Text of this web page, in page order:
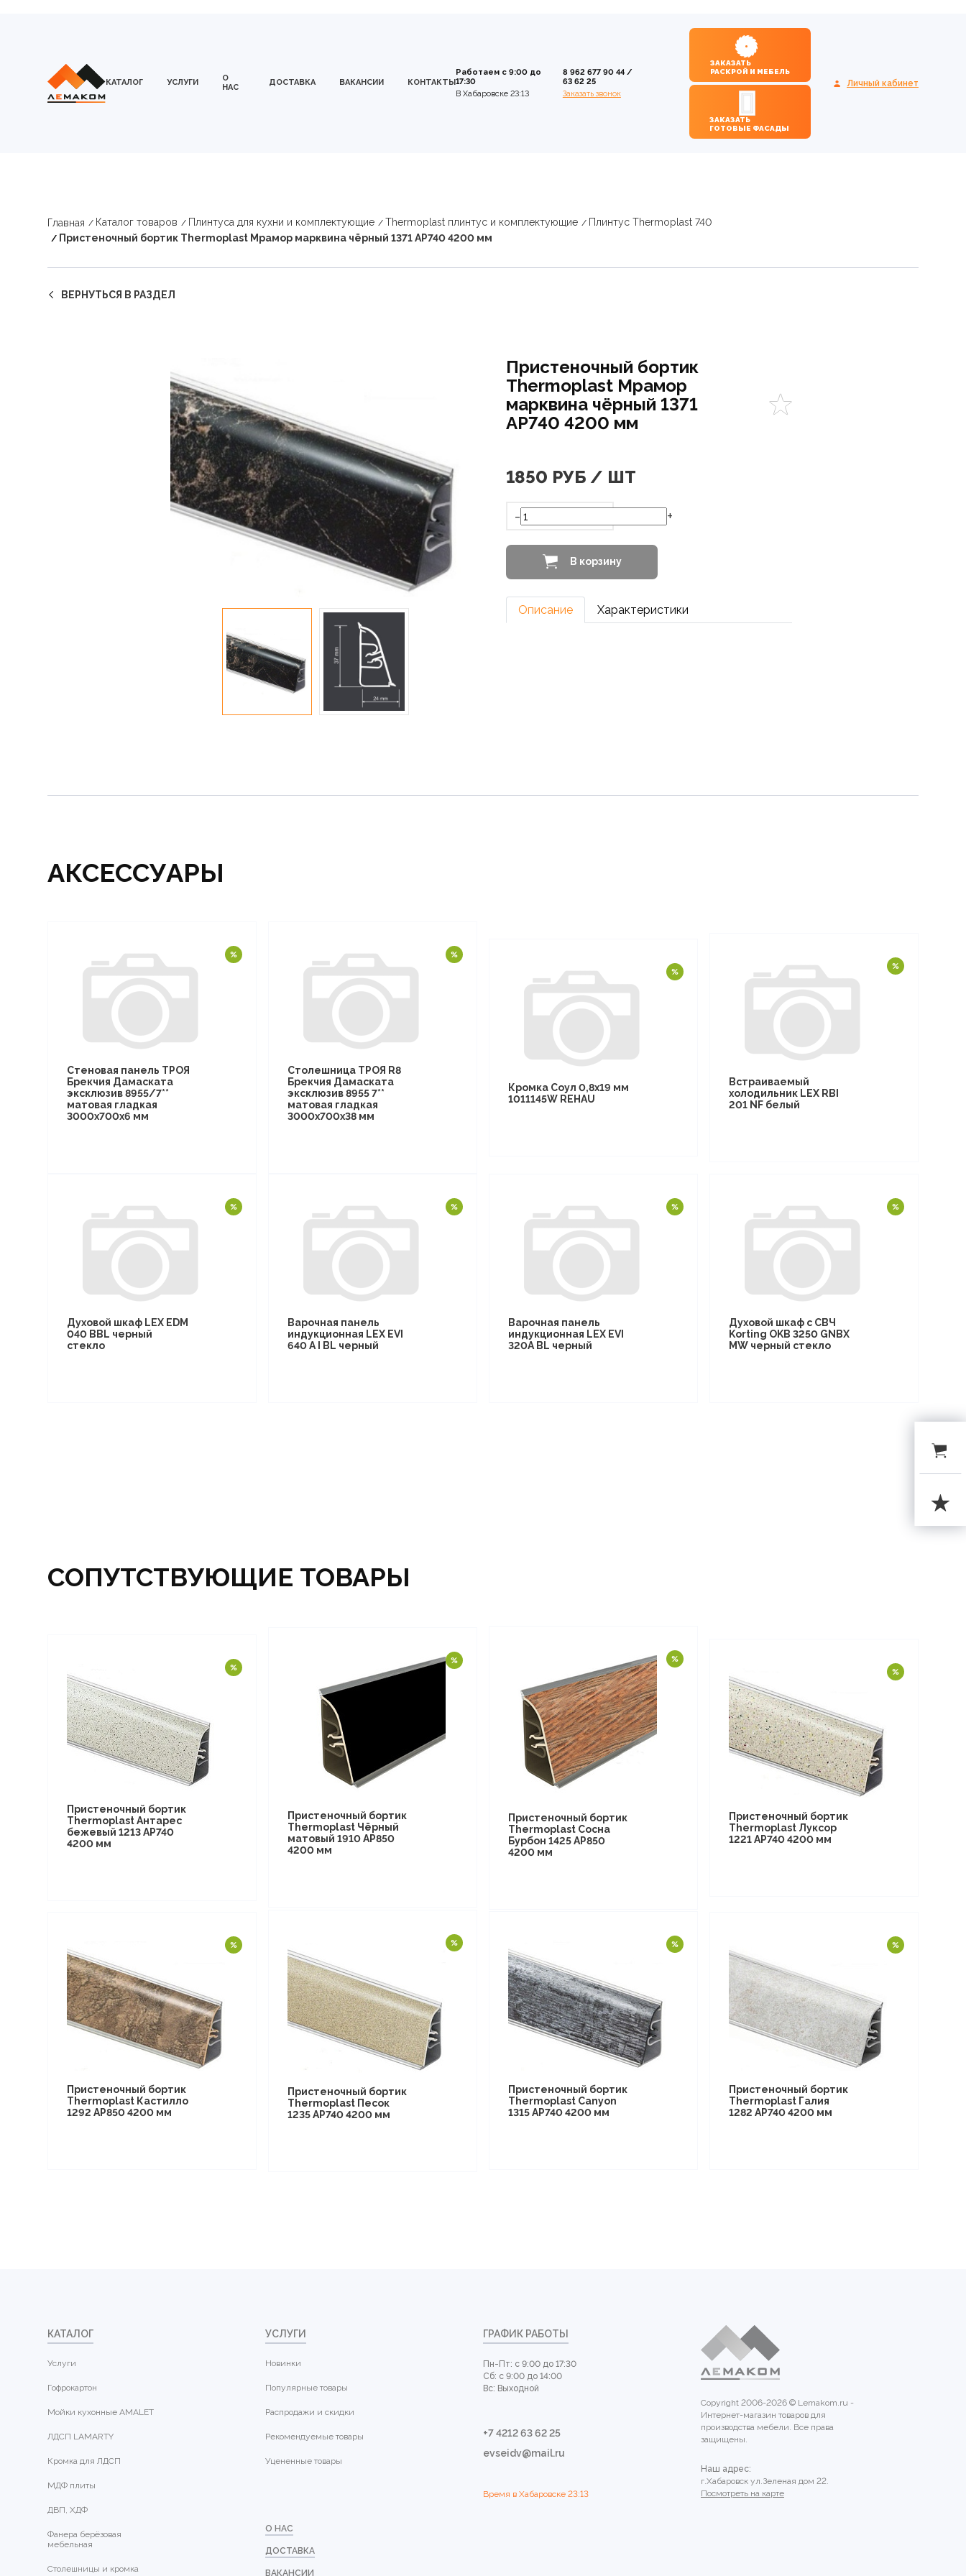
КАТАЛОГ УСЛУГИ
О
НАС
ДОСТАВКА ВАКАНСИИ КОНТАКТЫ
Работаем с 9:00 до
17:30
В Хабаровске 23:13
8 962 677 90 44/
63 62 25
Заказать звонок
ЗАКАЗАТЬ
РАСКРОЙ И МЕБЕЛЬ
ЗАКАЗАТЬ
ГОТОВЫЕ ФАСАДЫ
Личный кабинет
Главная Каталог товаров Плинтуса для кухни и комплектующие Thermoplast плинтус и комплектующие
Плинтус Thermoplast 740
Пристеночный бортик Thermoplast Мрамор марквина чёрный 1371 AP740 4200 мм
ВЕРНУТЬСЯ В РАЗДЕЛ
Пристеночный бортик
Thermoplast Мрамор
марквина чёрный 1371
AP740 4200 мм
1850 РУБ / ШТ
- +
В корзину
Описание Характеристики
АКСЕССУАРЫ
Стеновая панель ТРОЯ
Брекчия Дамаската
эксклюзив 8955/7**
матовая гладкая
3000х700х6 мм
Столешница ТРОЯ R8
Брекчия Дамаската
эксклюзив 8955 7**
матовая гладкая
3000х700х38 мм
Кромка Соул 0,8х19 мм
1011145W REHAU
Встраиваемый
холодильник LEX RBI
201 NF белый
Духовой шкаф LEX EDM
040 BBL черный
стекло
Варочная панель
индукционная LEX EVI
640 A I BL черный
Варочная панель
индукционная LEX EVI
320A BL черный
Духовой шкаф с СВЧ
Korting OKB 3250 GNBX
MW черный стекло
СОПУТСТВУЮЩИЕ ТОВАРЫ
Пристеночный бортик
Thermoplast Антарес
бежевый 1213 AP740
4200 мм
Пристеночный бортик
Thermoplast Чёрный
матовый 1910 AP850
4200 мм
Пристеночный бортик
Thermoplast Сосна
Бурбон 1425 AP850
4200 мм
Пристеночный бортик
Thermoplast Луксор
1221 AP740 4200 мм
Пристеночный бортик
Thermoplast Кастилло
1292 AP850 4200 мм
Пристеночный бортик
Thermoplast Песок
1235 AP740 4200 мм
Пристеночный бортик
Thermoplast Canyon
1315 AP740 4200 мм
Пристеночный бортик
Thermoplast Галия
1282 AP740 4200 мм
КАТАЛОГ
Услуги
Гофрокартон
Мойки кухонные AMALET
ЛДСП LAMARTY
Кромка для ЛДСП
МДФ плиты
ДВП, ХДФ
Фанера берёзовая
мебельная
Столешницы и кромка
УСЛУГИ
Новинки
Популярные товары
Распродажи и скидки
Рекомендуемые товары
Уцененные товары
О НАС
ДОСТАВКА
ВАКАНСИИ
ГРАФИК РАБОТЫ
Пн-Пт: с 9:00 до 17:30
Сб: с 9:00 до 14:00
Вс: Выходной
+7 4212 63 62 25
evseidv@mail.ru
Время в Хабаровске 23:13
Copyright 2006-2026 © Lemakom.ru -
Интернет-магазин товаров для
производства мебели. Все права
защищены.
Наш адрес:
г.Хабаровск ул.Зеленая дом 22.
Посмотреть на карте